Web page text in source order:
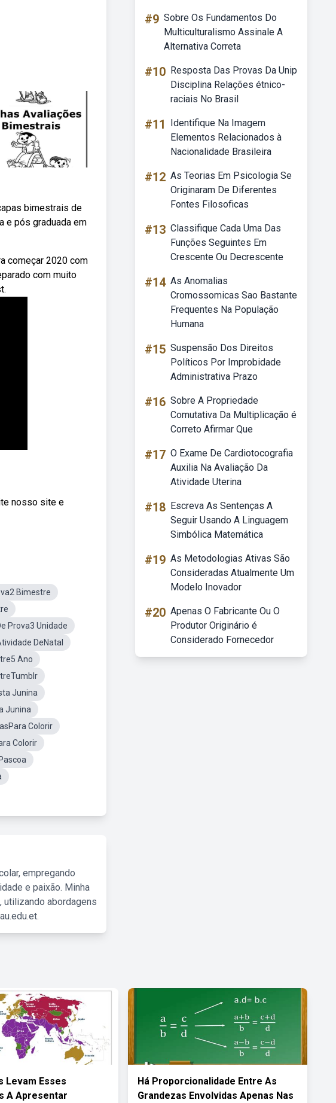
bimestrais de
e pós graduada em
começar 2020 com
com muito
nosso site e
Bimestre
Prova3 Unidade
DeNatal
Ano
Junina
Junina
Colorir
Colorir
empregando
e paixão. Minha
utilizando abordagens
#9 Sobre Os Fundamentos Do
Multiculturalismo Assinale A
Alternativa Correta
#10 Resposta Das Provas Da Unip
Disciplina Relações étnico-
raciais No Brasil
#11
Identifique Na Imagem
Elementos Relacionados à
Nacionalidade Brasileira
#12 As Teorias Em Psicologia Se
Originaram De Diferentes
Fontes Filosoficas
#13 Classifique Cada Uma Das
Funções Seguintes Em
Crescente Ou Decrescente
#14 As Anomalias
Cromossomicas Sao Bastante
Frequentes Na População
Humana
#15 Suspensão Dos Direitos
Políticos Por Improbidade
Administrativa Prazo
#16 Sobre A Propriedade
Comutativa Da Multiplicação é
Correto Afirmar Que
#17 O Exame De Cardiotocografia
Auxilia Na Avaliação Da
Atividade Uterina
#18 Escreva As Sentenças A
Seguir Usando A Linguagem
Simbólica Matemática
#19 As Metodologias Ativas São
Consideradas Atualmente Um
Modelo Inovador
#20 Apenas O Fabricante Ou O
Produtor Originário é
Considerado Fornecedor
Levam Esses
A Apresentar
Há Proporcionalidade Entre As
Grandezas Envolvidas Apenas Nas